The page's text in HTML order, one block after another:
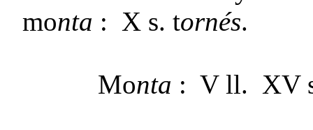
monta : X s. tornés.
Monta : V ll. XV